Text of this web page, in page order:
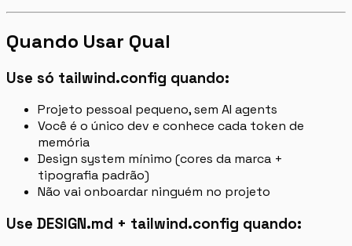
Quando Usar Qual
Use só tailwind.config quando:
Projeto pessoal pequeno, sem AI agents
Você é o único dev e conhece cada token de
memória
Design system mínimo (cores da marca +
tipografia padrão)
Não vai onboardar ninguém no projeto
Use DESIGN.md + tailwind.config quando: